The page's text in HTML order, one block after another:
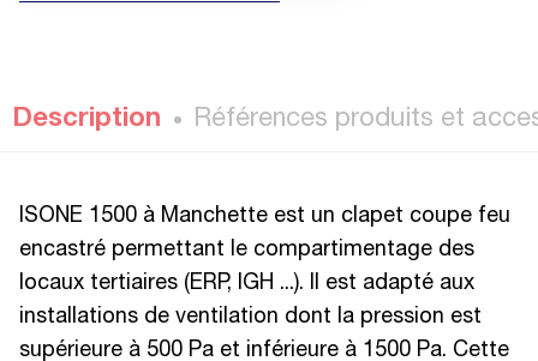
Description Références produits et
ISONE 1500 à Manchette est un clapet coupe feu
encastré permettant le compartimentage des
locaux tertiaires (ERP, IGH ...). Il est adapté aux
installations de ventilation dont la pression est
supérieure à 500 Pa et inférieure à 1500 Pa. Cette